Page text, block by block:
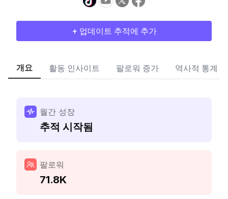
+ 업데이트 추적에 추가
개요 활동 인사이트 팔로워 증가 역사적 통계
월간 성장
추적 시작됨
팔로워
71.8K